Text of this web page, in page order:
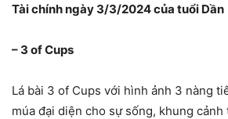
Tài chính ngày 3/3/2024 của tuổi Dần
– 3 of Cups
Lá bài 3 of Cups với hình ảnh 3 nàng
múa đại diện cho sự sống, khung cảnh